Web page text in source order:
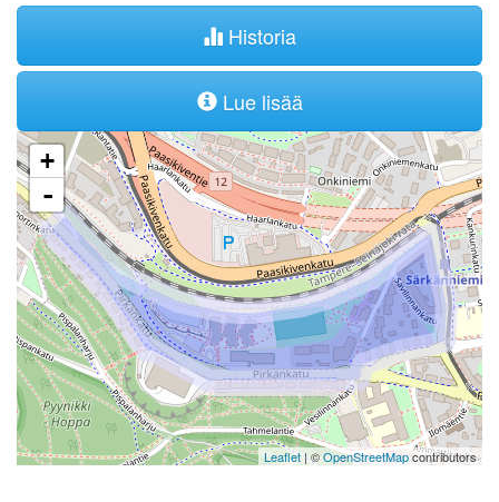
Historia
Lue lisää
+
-
Leaflet| ©OpenStreetMapcontributors